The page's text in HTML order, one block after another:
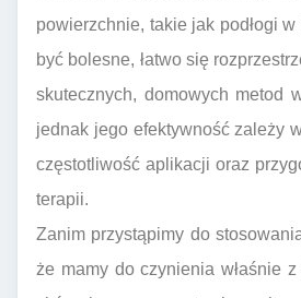
powierzchnie, takie jak podłogi
być bolesne, łatwo się
skutecznych, domowych metod
jednak jego efektywność zależy
częstotliwość aplikacji oraz
terapii.
Zanim przystąpimy do
że mamy do czynienia właśnie